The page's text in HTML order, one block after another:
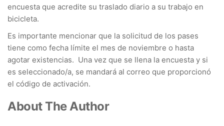
encuesta que acredite su traslado diario a su trabajo en
bicicleta.
Es importante mencionar que la solicitud de los pases
tiene como fecha límite el mes de noviembre o hasta
agotar existencias. Una vez que se llena la encuesta y si
es seleccionado/a, se mandará al correo que proporcionó
el código de activación.
About The Author